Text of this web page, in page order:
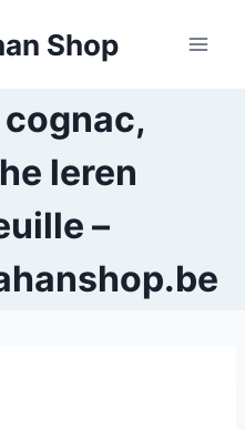
Shop
leren
–